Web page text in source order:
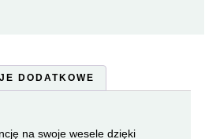
DODATKOWE
na swoje wesele dzięki